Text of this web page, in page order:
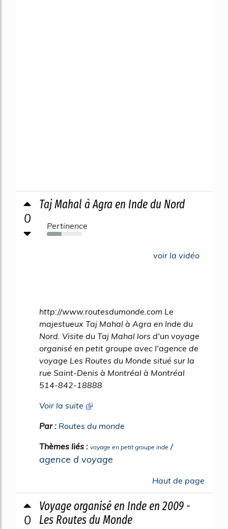
0
Taj Mahal à Agra en Inde du Nord
Pertinence
41%
voir la vidéo
http://www.routesdumonde.com Le
majestueux Taj Mahal à Agra en Inde du
Nord. Visite du Taj Mahal lors d'un voyage
organisé en petit groupe avec l'agence de
voyage Les Routes du Monde situé sur la
rue Saint-Denis à Montréal à Montréal
514-842-18888
Voir la suite
Par : Routes du monde
Thèmes liés : voyage en petit groupe inde /
agence d voyage
Haut de page
0
Voyage organisé en Inde en 2009 -
Les Routes du Monde